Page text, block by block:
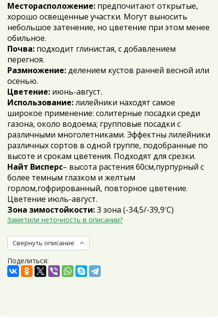
Месторасположение: предпочитают открытые,
хорошо освещенные участки. Могут выносить
небольшое затенение, но цветение при этом менее
обильное.
Почва: подходит глинистая, с добавлением
перегноя.
Размножение:делением кустов ранней весной или
осенью.
Цветение: июнь-август.
Использование:лилейники находят самое
широкое применение: солитерные посадки среди
газона, около водоема; групповые посадки с
различными многолетниками. Эффектны лилейники
различных сортов в одной группе, подобранные по
высоте и срокам цветения. Подходят для срезки.
Найт Висперс– высота растения 60см,пурпурный с
более темным глазком и желтым
горлом,гофрированный, повторное цветение.
Цветение июль-август.
Зона зимостойкости:3 зона (-34,5/-39,9'C)
Заметили неточность в описании?
Свернуть описание
Поделиться: